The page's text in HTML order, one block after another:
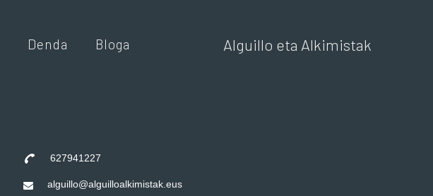
Denda Bloga Alguillo eta Alkimistak
627941227
alguillo@alguilloalkimistak.eus